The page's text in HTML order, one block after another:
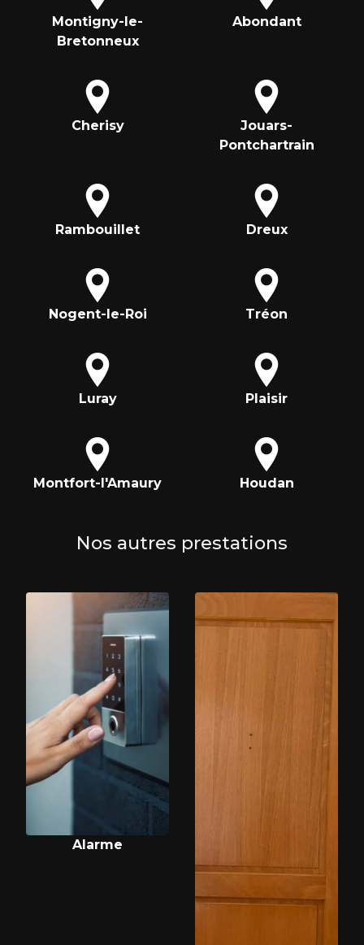
Montigny-le-
Bretonneux
Abondant
Cherisy
Jouars-
Pontchartrain
Rambouillet Dreux
Nogent-le-Roi Tréon
Luray Plaisir
Montfort-l'Amaury Houdan
Nos autres prestations
Alarme